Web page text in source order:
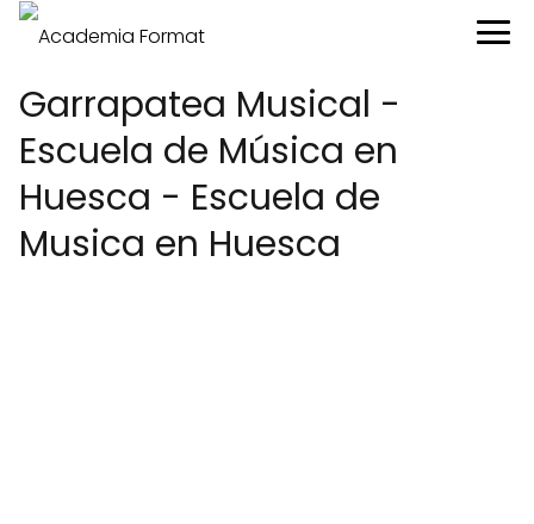
Garrapatea Musical -
Escuela de Música en
Huesca - Escuela de
Musica en Huesca